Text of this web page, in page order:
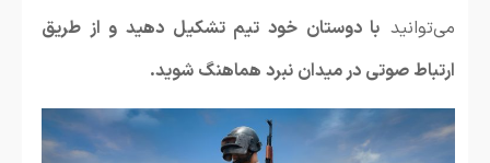
می‌توانید با دوستان خود تیم تشکیل دهید و از طریق
ارتباط صوتی در میدان نبرد هماهنگ شوید.